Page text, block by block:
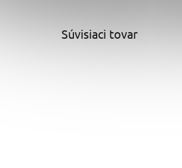
Súvisiaci tovar